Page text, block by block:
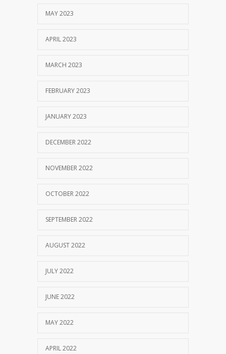
MAY 2023
APRIL 2023
MARCH 2023
FEBRUARY 2023
JANUARY 2023
DECEMBER 2022
NOVEMBER 2022
OCTOBER 2022
SEPTEMBER 2022
AUGUST 2022
JULY 2022
JUNE 2022
MAY 2022
APRIL 2022